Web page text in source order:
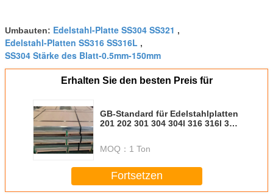
Umbauten: Edelstahl-Platte SS304 SS321 ,
Edelstahl-Platten SS316 SS316L ,
SS304 Stärke des Blatt-0.5mm-150mm
Erhalten Sie den besten Preis für
GB-Standard für Edelstahlplatten
201 202 301 304 304l 316 316l 310
MOQ： 1 Ton
Fortsetzen